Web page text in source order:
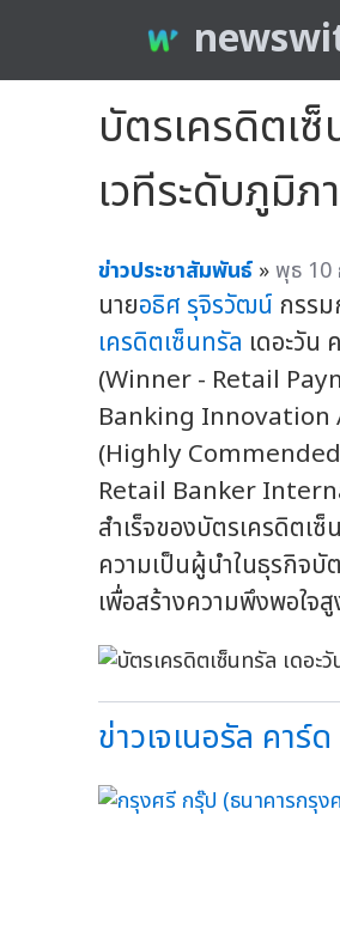
บัตรเครดิตเ
เวทีระดับภูมิภ
ข่าวประชาสัมพันธ์ »พุธ 10
นายอธิศ รุจิรวัฒน์ กรร
เครดิตเซ็นทรัล เดอะวัน
(Winner - Retail
Banking Innovation
(Highly
Retail Banker
สำเร็จของบัตรเครดิตเ
ความเป็นผู้นำในธุรกิจ
เพื่อสร้างความพึงพอใ
ข่าวเจเนอรัล คา